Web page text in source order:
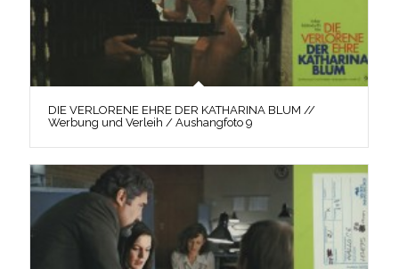
DIE VERLORENE EHRE DER KATHARINA BLUM //
Werbung und Verleih / Aushangfoto 9